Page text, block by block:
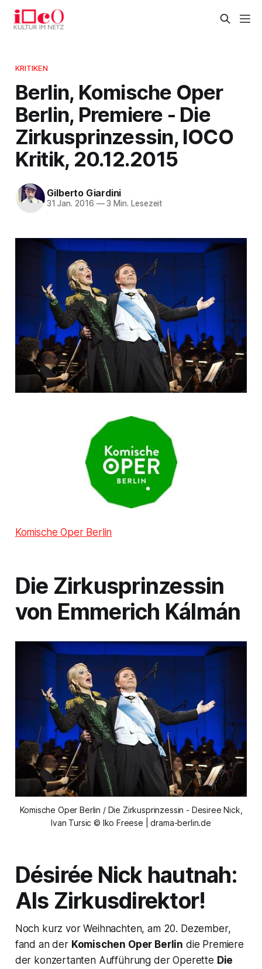
KRITIKEN
Berlin, Komische Oper
Berlin, Premiere - Die
Zirkusprinzessin, IOCO
Kritik, 20.12.2015
Gilberto Giardini
31 Jan. 2016 —3 Min. Lesezeit
Komische Oper Berlin
Die Zirkusprinzessin
von Emmerich Kálmán
Komische Oper Berlin / Die Zirkusprinzessin - Desiree Nick,
Ivan Tursic © Iko Freese | drama-berlin.de
Désirée Nick hautnah:
Als Zirkusdirektor!
Noch kurz vor Weihnachten, am 20. Dezember,
fand an der Komischen Oper Berlin die Premiere
der konzertanten Aufführung der Operette Die